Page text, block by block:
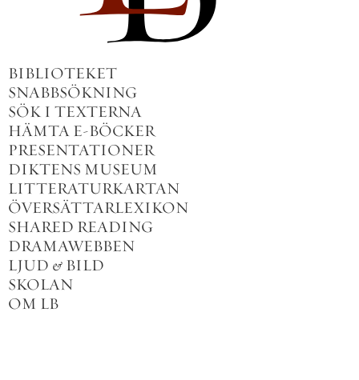
BIBLIOTEKET
SNABBSÖKNING
SÖK I TEXTERNA
HÄMTA E-BÖCKER
PRESENTATIONER
DIKTENS MUSEUM
LITTERATURKARTAN
ÖVERSÄTTARLEXIKON
SHARED READING
DRAMAWEBBEN
LJUD & BILD
SKOLAN
OM LB